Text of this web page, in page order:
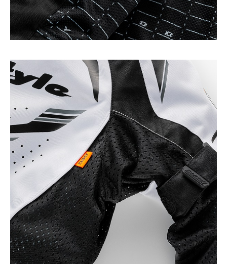
カラー・サイズ選択